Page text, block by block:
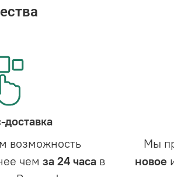
доставка
возможность
чемза 24 часа в
Мы
новое